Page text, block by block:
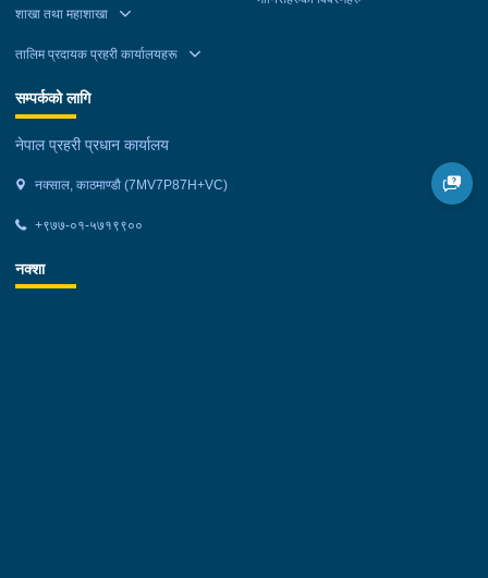
शाखा तथा महाशाखा
तालिम प्रदायक प्रहरी कार्यालयहरू
सम्पर्कको लागि
नेपाल प्रहरी प्रधान कार्यालय
नक्साल, काठमाण्डौ (7MV7P87H+VC)
+९७७-०१-५७१९९००
नक्शा